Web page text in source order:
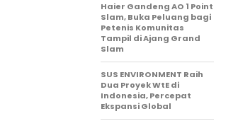
Haier Gandeng AO 1 Point
Slam, Buka Peluang bagi
Petenis Komunitas
Tampil di Ajang Grand
Slam
SUS ENVIRONMENT Raih
Dua Proyek WtE di
Indonesia, Percepat
Ekspansi Global